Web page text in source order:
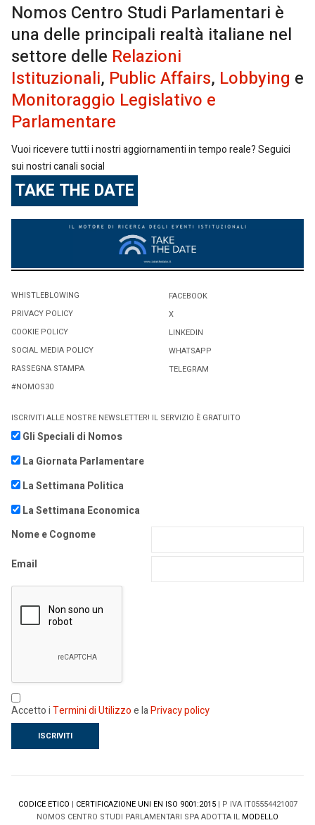
Nomos Centro Studi Parlamentari è
una delle principali realtà italiane nel
settore delle Relazioni
Istituzionali, Public Affairs, Lobbying e
Monitoraggio Legislativo e
Parlamentare
Vuoi ricevere tutti i nostri aggiornamenti in tempo reale? Seguici
sui nostri canali social
TAKE THE DATE
WHISTLEBLOWING
PRIVACY POLICY
COOKIE POLICY
SOCIAL MEDIA POLICY
RASSEGNA STAMPA
#NOMOS30
FACEBOOK
X
LINKEDIN
WHATSAPP
TELEGRAM
ISCRIVITI ALLE NOSTRE NEWSLETTER! IL SERVIZIO È GRATUITO
Gli Speciali di Nomos
La Giornata Parlamentare
La Settimana Politica
La Settimana Economica
Nome e Cognome
Email
Accetto iTermini di Utilizzoe laPrivacy policy
CODICE ETICO | CERTIFICAZIONE UNI EN ISO 9001:2015| P IVA IT05554421007
NOMOS CENTRO STUDI PARLAMENTARI SPA ADOTTA IL MODELLO